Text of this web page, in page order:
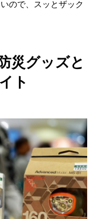
ので、スッとザック
災グッズと
ト